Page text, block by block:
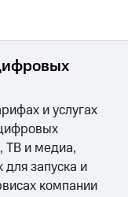
и услугах
ТВ и медиа,
запуска и
компании